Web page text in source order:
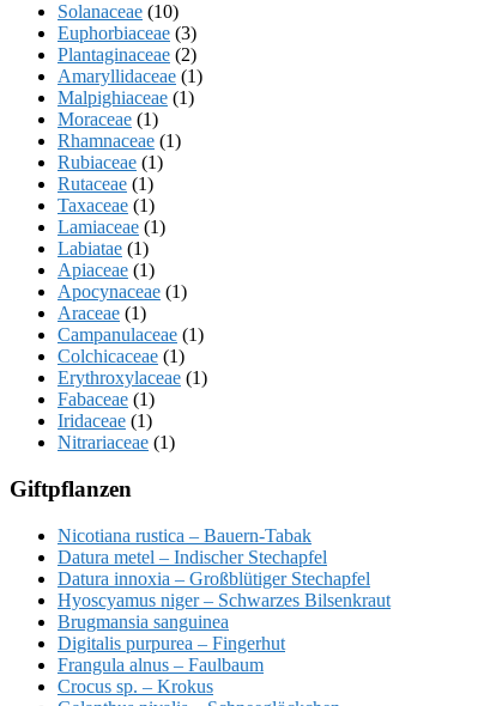
Solanaceae (10)
Euphorbiaceae (3)
Plantaginaceae (2)
Amaryllidaceae (1)
Malpighiaceae (1)
Moraceae (1)
Rhamnaceae (1)
Rubiaceae (1)
Rutaceae (1)
Taxaceae (1)
Lamiaceae (1)
Labiatae (1)
Apiaceae (1)
Apocynaceae (1)
Araceae (1)
Campanulaceae (1)
Colchicaceae (1)
Erythroxylaceae (1)
Fabaceae (1)
Iridaceae (1)
Nitrariaceae (1)
Giftpflanzen
Nicotiana rustica – Bauern-Tabak
Datura metel – Indischer Stechapfel
Datura innoxia – Großblütiger Stechapfel
Hyoscyamus niger – Schwarzes Bilsenkraut
Brugmansia sanguinea
Digitalis purpurea – Fingerhut
Frangula alnus – Faulbaum
Crocus sp. – Krokus